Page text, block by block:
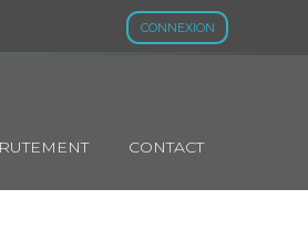
CONNEXION
CONTACT